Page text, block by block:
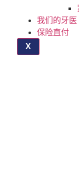
我们的牙医
保险直付
X